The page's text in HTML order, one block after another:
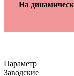
На
Параметр
Заводские